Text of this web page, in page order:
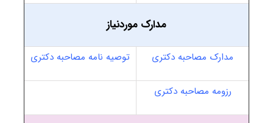
مدارک موردنیاز
مدارک مصاحبه دکتری توصیه نامه مصاحبه دکتری
رزومه مصاحبه دکتری